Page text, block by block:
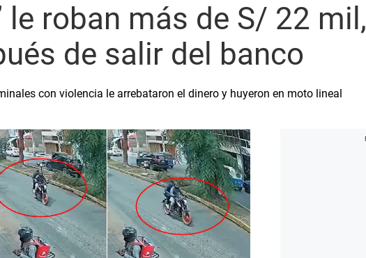
le roban más de S/ 22 mil,
de salir del banco
con violencia le arrebataron el dinero y huyeron en moto lineal